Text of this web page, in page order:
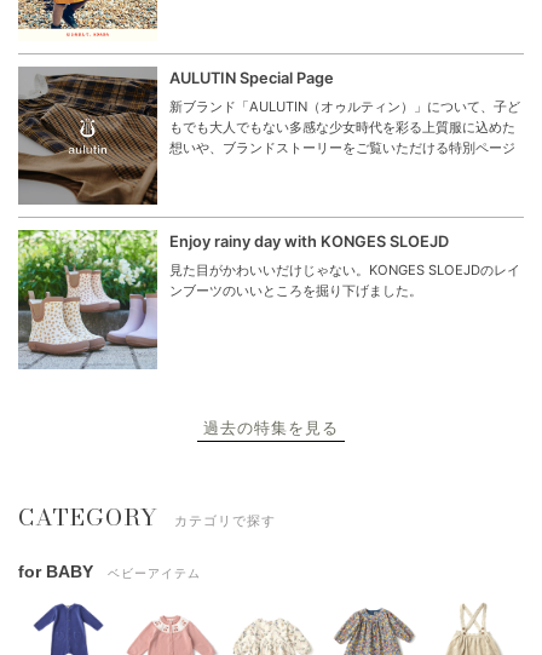
AULUTIN Special Page
新ブランド「AULUTIN（オゥルティン）」について、子ど
もでも大人でもない多感な少女時代を彩る上質服に込めた
想いや、ブランドストーリーをご覧いただける特別ページ
Enjoy rainy day with KONGES SLOEJD
見た目がかわいいだけじゃない。KONGES SLOEJDのレイ
ンブーツのいいところを掘り下げました。
過去の特集を見る
CATEGORY カテゴリで探す
for BABY ベビーアイテム